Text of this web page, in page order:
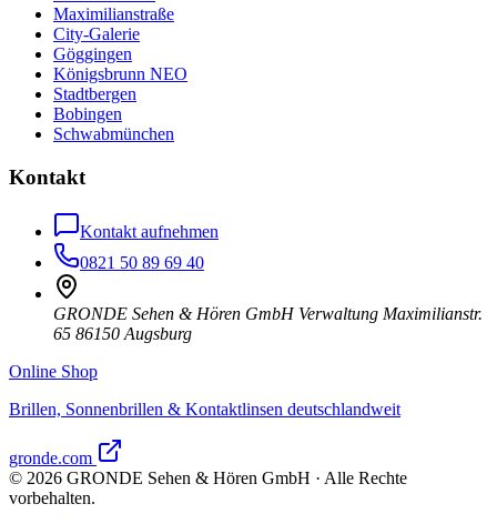
Maximilianstraße
City-Galerie
Göggingen
Königsbrunn NEO
Stadtbergen
Bobingen
Schwabmünchen
Kontakt
Kontakt aufnehmen
0821 50 89 69 40
GRONDE Sehen & Hören GmbH Verwaltung Maximilianstr.
65 86150 Augsburg
Online Shop
Brillen, Sonnenbrillen & Kontaktlinsen deutschlandweit
gronde.com
© 2026 GRONDE Sehen & Hören GmbH · Alle Rechte
vorbehalten.